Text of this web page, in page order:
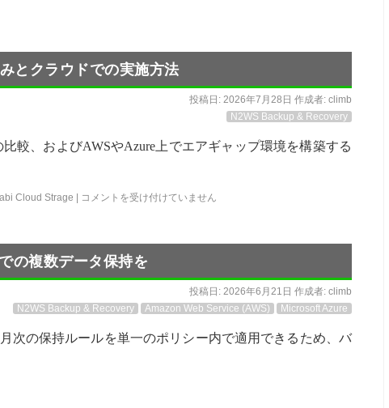
とクラウドでの実施方法
投稿日: 2026年7月28日 作成者: climb
N2WS Backup & Recovery
較、およびAWSやAzure上でエアギャップ環境を構築する
Cloud Strage | コメントを受け付けていません
の複数データ保持を
投稿日: 2026年6月21日 作成者: climb
N2WS Backup & Recovery
Amazon Web Service (AWS) Microsoft Azure
次の保持ルールを単一のポリシー内で適用できるため、バ